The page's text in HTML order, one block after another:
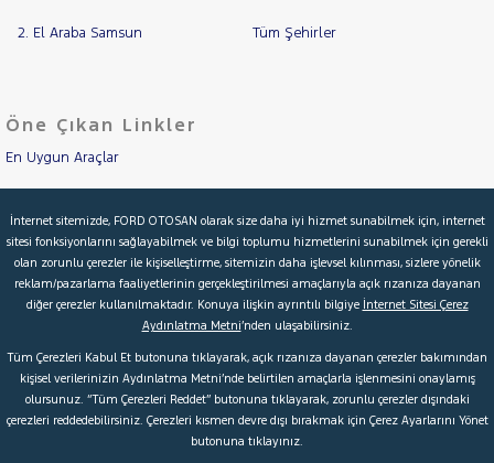
2. El Araba Samsun Tüm Şehirler
Öne Çıkan Linkler
En Uygun Araçlar
İkinci El Garanti
Kampanyalar
Kredi Hesaplama & Başvuru
© 2026 Ford Türkiye Ford Kurumsal Hakkımızda
Şartlar & Kişisel Verilerin Korunması S.S.S.
İnternet sitemizde, FORD OTOSAN olarak size daha iyi hizmet sunabilmek için, internet
sitesi fonksiyonlarını sağlayabilmek ve bilgi toplumu hizmetlerini sunabilmek için gerekli
olan zorunlu çerezler ile kişiselleştirme, sitemizin daha işlevsel kılınması, sizlere yönelik
reklam/pazarlama faaliyetlerinin gerçekleştirilmesi amaçlarıyla açık rızanıza dayanan
diğer çerezler kullanılmaktadır. Konuya ilişkin ayrıntılı bilgiye İnternet Sitesi Çerez
Aydınlatma Metni’nden ulaşabilirsiniz.
Tüm Çerezleri Kabul Et butonuna tıklayarak, açık rızanıza dayanan çerezler bakımından
kişisel verilerinizin Aydınlatma Metni’nde belirtilen amaçlarla işlenmesini onaylamış
olursunuz. “Tüm Çerezleri Reddet” butonuna tıklayarak, zorunlu çerezler dışındaki
çerezleri reddedebilirsiniz. Çerezleri kısmen devre dışı bırakmak için Çerez Ayarlarını Yönet
butonuna tıklayınız.